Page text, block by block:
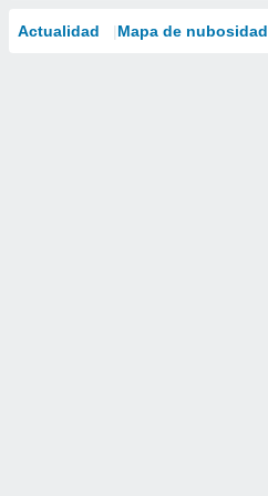
Actualidad Mapa de nubosidad